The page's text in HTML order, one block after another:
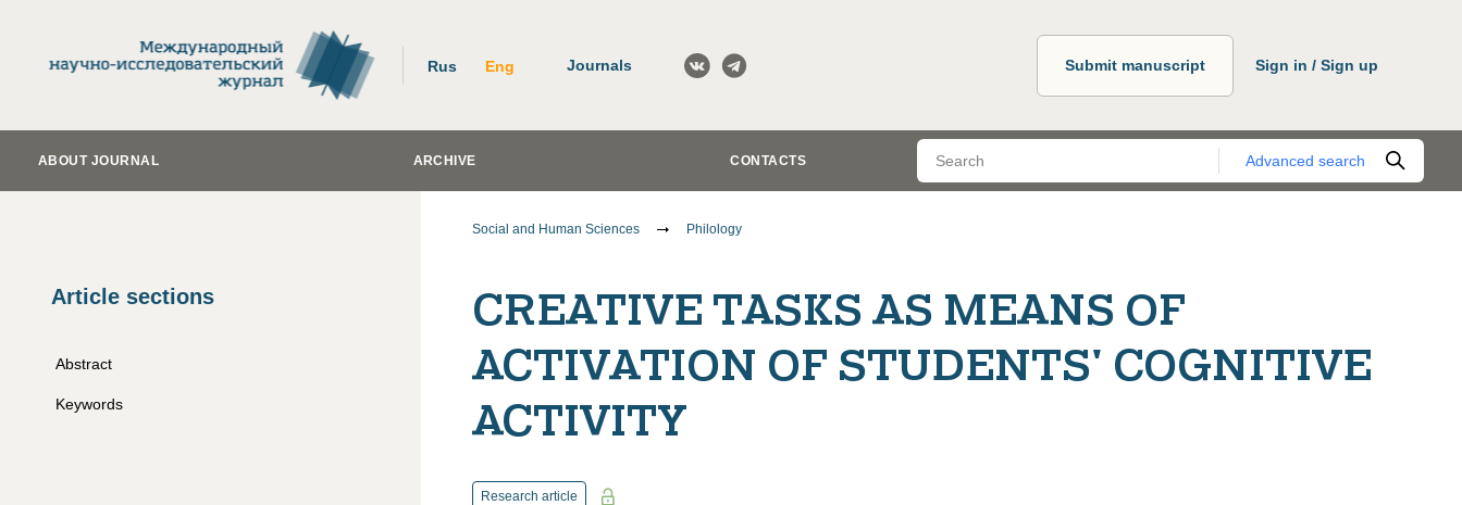
Rus Eng Journals Submit manuscript Sign in / Sign up
ABOUT JOURNAL ARCHIVE CONTACTS Advanced search
Article sections
Abstract
Keywords
Social and Human Sciences Philology
CREATIVE TASKS AS MEANS OF
ACTIVATION OF STUDENTS' COGNITIVE
ACTIVITY
Research article